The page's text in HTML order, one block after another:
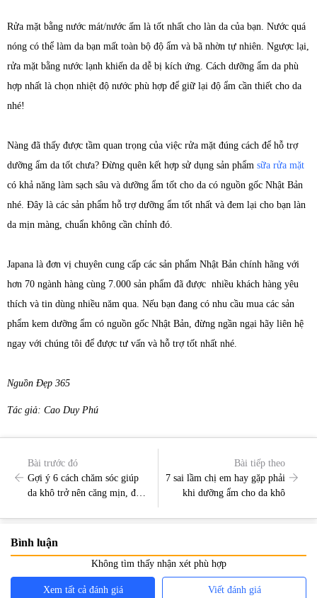
Rửa mặt bằng nước mát/nước ấm là tốt nhất cho làn da của bạn. Nước quá
nóng có thể làm da bạn mất toàn bộ độ ẩm và bã nhờn tự nhiên. Ngược lại,
rửa mặt bằng nước lạnh khiến da dễ bị kích ứng. Cách dưỡng ẩm da phù
hợp nhất là chọn nhiệt độ nước phù hợp để giữ lại độ ẩm cần thiết cho da
nhé!
Nàng đã thấy được tầm quan trọng của việc rửa mặt đúng cách để hỗ trợ
dưỡng ẩm da tốt chưa? Đừng quên kết hợp sử dụng sản phẩm sữa rửa mặt
có khả năng làm sạch sâu và dưỡng ẩm tốt cho da có nguồn gốc Nhật Bản
nhé. Đây là các sản phẩm hỗ trợ dưỡng ẩm tốt nhất và đem lại cho bạn làn
da mịn màng, chuẩn không cần chỉnh đó.
Japana là đơn vị chuyên cung cấp các sản phẩm Nhật Bản chính hãng với
hơn 70 ngành hàng cùng 7.000 sản phẩm đã được nhiều khách hàng yêu
thích và tin dùng nhiều năm qua. Nếu bạn đang có nhu cầu mua các sản
phẩm kem dưỡng ẩm có nguồn gốc Nhật Bản, đừng ngần ngại hãy liên hệ
ngay với chúng tôi để được tư vấn và hỗ trợ tốt nhất nhé.
Nguồn Đẹp 365
Tác giả: Cao Duy Phú
Bài trước đó
Gợi ý 6 cách chăm sóc giúp
da khô trở nên căng mịn, đàn
Bài tiếp theo
7 sai lầm chị em hay gặp phải
khi dưỡng ẩm cho da khô
Bình luận
Không tìm thấy nhận xét phù hợp
Xem tất cả đánh giá Viết đánh giá